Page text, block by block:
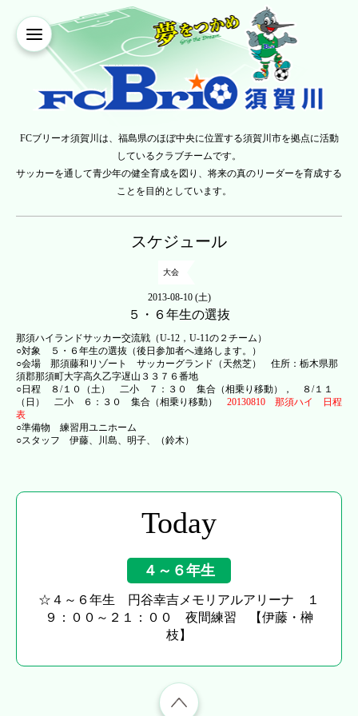
FCブリーオ須賀川は、福島県のほぼ中央に位置する須賀川市を拠点に活動
しているクラブチームです。
サッカーを通して青少年の健全育成を図り、将来の真のリーダーを育成する
ことを目的としています。
スケジュール
大会
2013-08-10 (土)
５・６年生の選抜
那須ハイランドサッカー交流戦（U-12，U-11の２チーム）
○対象 ５・６年生の選抜（後日参加者へ連絡します。）
○会場 那須藤和リゾート サッカーグランド（天然芝） 住所：栃木県那
須郡那須町大字高久乙字遅山３３７６番地
○日程 ８/１０（土） 二小 ７：３０ 集合（相乗り移動）， ８/１１
（日） 二小 ６：３０ 集合（相乗り移動） 20130810 那須ハイ 日程
表
○準備物 練習用ユニホーム
○スタッフ 伊藤、川島、明子、（鈴木）
Today
４～６年生
☆４～６年生 円谷幸吉メモリアルアリーナ １
９：００～２１：００ 夜間練習 【伊藤・榊
枝】